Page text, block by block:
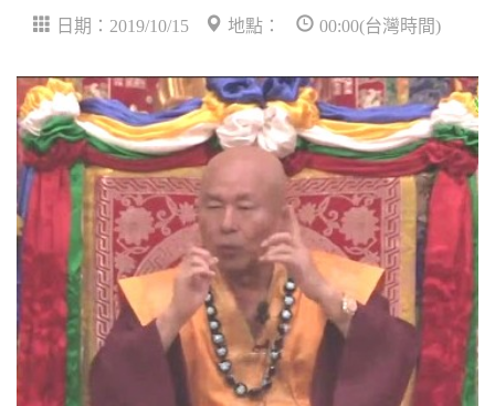
日期：2019/10/15 地點： 00:00(台灣時間)